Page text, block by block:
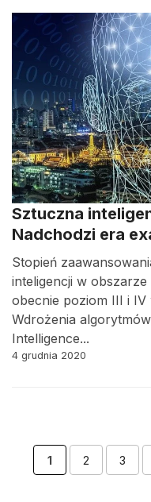
Sztuczna
Nadchodzi era
Stopień
inteligencji w
obecnie poziom III i IV
Wdrożenia
Intelligence...
4 grudnia 2020
1 2 3